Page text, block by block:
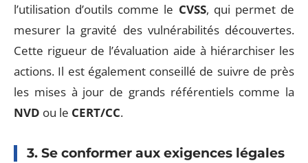
l’utilisation d’outils comme le CVSS, qui permet de
mesurer la gravité des vulnérabilités découvertes.
Cette rigueur de l’évaluation aide à hiérarchiser les
actions. Il est également conseillé de suivre de près
les mises à jour de grands référentiels comme la
NVD ou le CERT/CC.
3. Se conformer aux exigences légales